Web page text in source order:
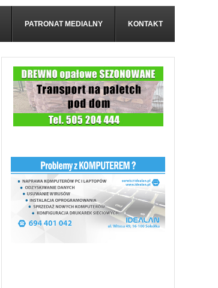
PATRONAT MEDIALNY KONTAKT